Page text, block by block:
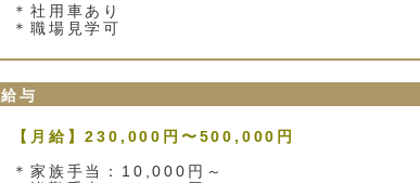
＊社用車あり
＊職場見学可
給与
【月給】230,000円〜500,000円
＊家族手当：10,000円～